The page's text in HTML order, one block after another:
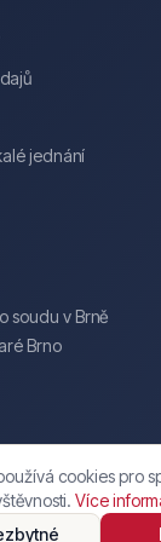
jednání
soudu v Brně
Brno
— MAŃSKI AI s.r.o.
Ochrana
cookies pro
Více